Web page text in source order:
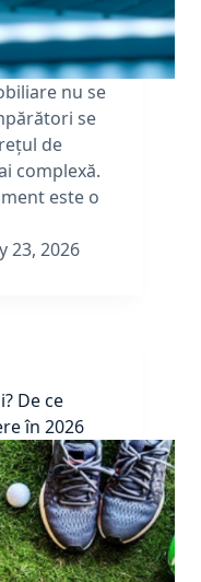
nu se
se
de
complexă.
este o
23, 2026
De ce
în 2026